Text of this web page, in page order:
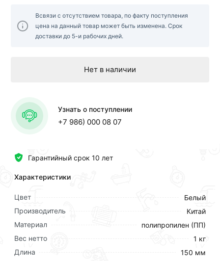
Гарантийный срок 10 лет
Характеристики
Цвет
Белый
Производитель
Китай
Материал
полипропилен (ПП)
Вес нетто
1 кг
Длина
150 мм
Всвязи с отсутствием товара, по факту поступления
цена на данный товар может быть изменена. Срок
доставки до 5-и рабочих дней.
Нет в наличии
Узнать о поступлении
+7 986) 000 08 07